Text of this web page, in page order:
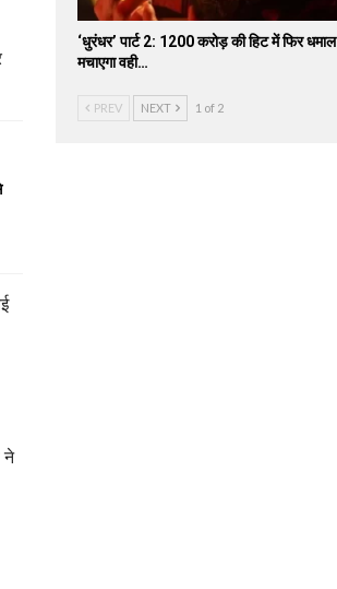
ने
‘धुरंधर’ पार्ट 2: 1200 करोड़ की हिट में फिर धमाल
मचाएगा वही…
PREV NEXT 1 of 2